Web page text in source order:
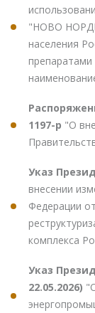
"НОВО
населения
1197-р "О
Указ
внесении
Федерации
комплекса
Указ
22.05.2026)